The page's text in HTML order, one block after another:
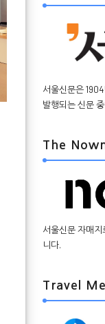
서울신문은
발행되는 신문
The
서울신문 자매
니다.
Travel